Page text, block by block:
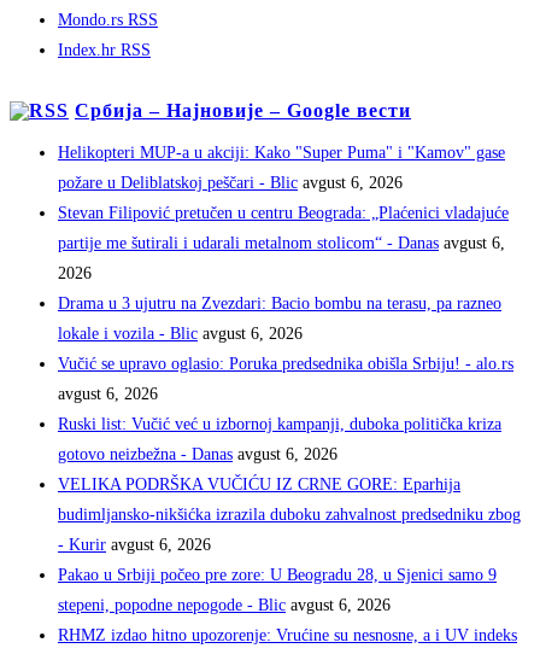
Mondo.rs RSS
Index.hr RSS
Србија – Најновије – Google вести
Helikopteri MUP-a u akciji: Kako "Super Puma" i "Kamov" gase
požare u Deliblatskoj peščari - Blic avgust 6, 2026
Stevan Filipović pretučen u centru Beograda: „Plaćenici vladajuće
partije me šutirali i udarali metalnom stolicom“ - Danas avgust 6,
2026
Drama u 3 ujutru na Zvezdari: Bacio bombu na terasu, pa razneo
lokale i vozila - Blic avgust 6, 2026
Vučić se upravo oglasio: Poruka predsednika obišla Srbiju! - alo.rs
avgust 6, 2026
Ruski list: Vučić već u izbornoj kampanji, duboka politička kriza
gotovo neizbežna - Danas avgust 6, 2026
VELIKA PODRŠKA VUČIĆU IZ CRNE GORE: Eparhija
budimljansko-nikšićka izrazila duboku zahvalnost predsedniku zbog
- Kurir avgust 6, 2026
Pakao u Srbiji počeo pre zore: U Beogradu 28, u Sjenici samo 9
stepeni, popodne nepogode - Blic avgust 6, 2026
RHMZ izdao hitno upozorenje: Vrućine su nesnosne, a i UV indeks